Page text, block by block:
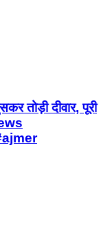
तोड़ी दीवार, पूरी